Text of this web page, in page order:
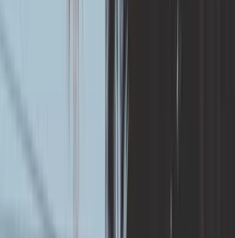
un essai de
type Porchet,
jusqu'à 80%